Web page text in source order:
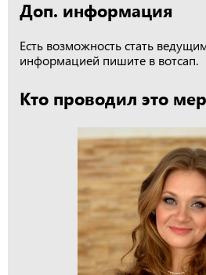
Доп. информация
Есть возможность стать
информацией пишите в вотсап.
Кто проводил это